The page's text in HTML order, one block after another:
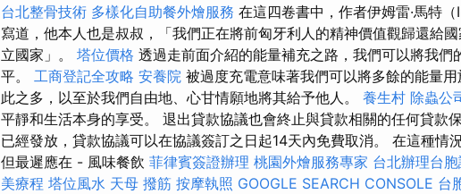
台北整骨技術 多樣化自助餐外燴服務 在這四卷書中，作者伊姆雷·馬特
寫道，他本人也是叔叔，「我們正在將前匈牙利人的精神價值觀歸還給
立國家」。 塔位價格 透過走前面介紹的能量補充之路，我們可以將我們
平。 工商登記全攻略 安養院 被過度充電意味著我們可以將多餘的能量
此之多，以至於我們自由地、心甘情願地將其給予他人。 養生村 除蟲公
平靜和生活本身的享受。 退出貸款協議也會終止與貸款相關的任何貸款
已經發放，貸款協議可以在協議簽訂之日起14天內免費取消。 在這種情
但最遲應在 - 風味餐飲 菲律賓簽證辦理 桃園外燴服務專家 台北辦理台胞
美療程 塔位風水 天母 撥筋 按摩執照 GOOGLE SEARCH CONSOLE 台